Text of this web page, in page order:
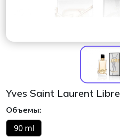
Yves Saint Laurent Libre
Объемы:
90 ml